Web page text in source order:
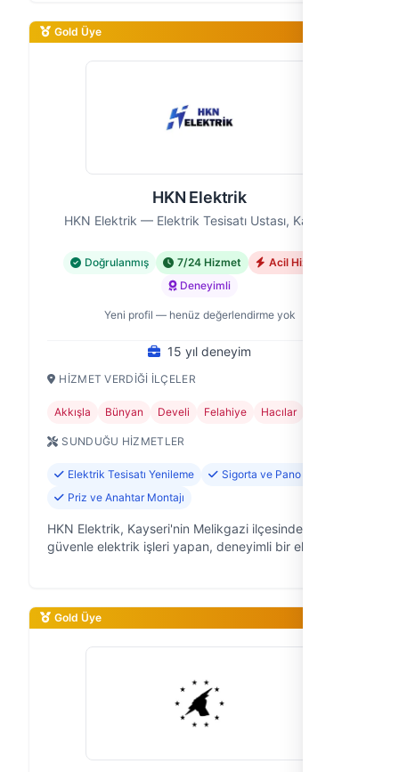
Gold Üye
HKN Elektrik
HKN Elektrik — Elektrik Tesisatı Ustası, Kayseri
Doğrulanmış 7/24 Hizmet
Acil Hizmet
Deneyimli
Yeni profil — henüz değerlendirme yok
15 yıl deneyim
HIZMET VERDIĞI İLÇELER
Akkışla Bünyan Develi Felahiye Hacılar
SUNDUĞU HIZMETLER
Elektrik Tesisatı Yenileme
Sigorta ve Pano Tamiri
Priz ve Anahtar Montajı
HKN Elektrik, Kayseri'nin Melikgazi ilçesinde 15 yıldır
güvenle elektrik işleri yapan, deneyimli bir ekibiz.
Gold Üye